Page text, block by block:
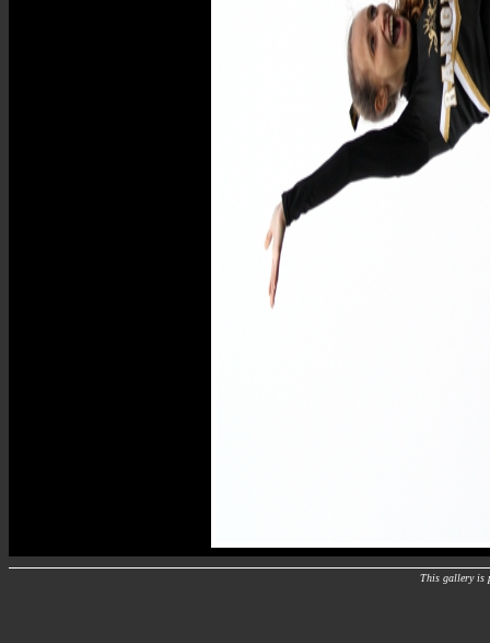
This gallery is